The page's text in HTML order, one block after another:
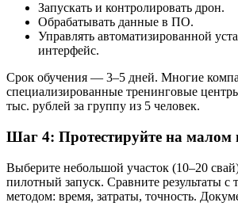
Запускать и контролировать дрон.
Обрабатывать данные в ПО.
Управлять автоматизированной
интерфейс.
Срок обучения — 3–5 дней. Многие
специализированные тренинговые
тыс. рублей за группу из 5 человек.
Шаг 4: Протестируйте на малом
Выберите небольшой участок (10–20
пилотный запуск. Сравните результаты
методом: время, затраты, точность.